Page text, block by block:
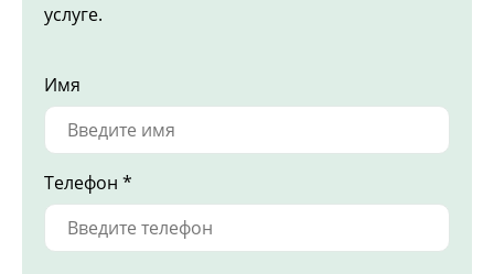
услуге.
Имя
Телефон *